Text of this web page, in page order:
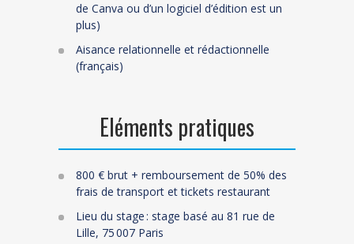
de Canva ou d’un logiciel d’édition est un
plus)
Aisance relationnelle et rédactionnelle
(français)
Eléments pratiques
800 € brut + remboursement de 50% des
frais de transport et tickets restaurant
Lieu du stage : stage basé au 81 rue de
Lille, 75 007 Paris